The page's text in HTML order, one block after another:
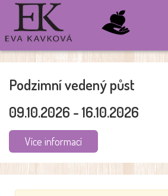
Podzimní vedený půst
09.10.2026 - 16.10.2026
Více informací